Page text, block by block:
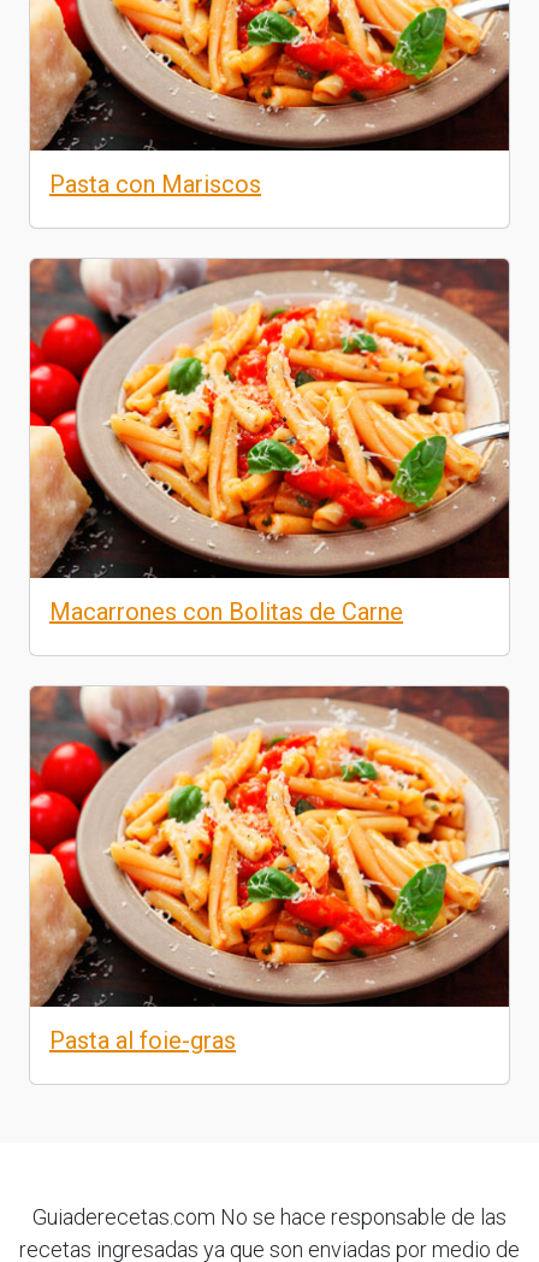
Pasta con Mariscos
Macarrones con Bolitas de Carne
Pasta al foie-gras
Guiaderecetas.com No se hace responsable de las
recetas ingresadas ya que son enviadas por medio de